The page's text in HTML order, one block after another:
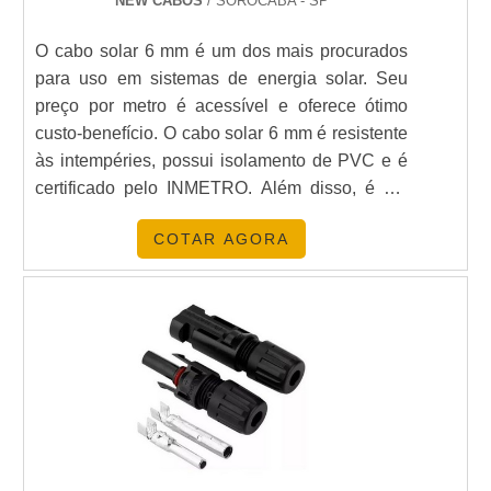
Os conectores MC4 oferecem diversas vantagens
para sistemas solares, incluindo:
Confiabilidade em condições climáticas
Instalação rápida e segura.
Alta capacidade de transmissão elétrica.
Compatibilidade com uma ampla gama de cabos
Para uma análise mais detalhada sobre os tipos de
cabos compatíveis, confira nosso artigo sobre
Cabo Conector Solar .
ESTATÍSTICAS E TENDÊNCIAS
O cabo solar 6 mm é um dos mais procurados
para uso em sistemas de energia solar. Seu
preço por metro é acessível e oferece ótimo
custo-benefício. O cabo solar 6 mm é resistente
às intempéries, possui isolamento de PVC e é
certificado pelo INMETRO. Além disso, é um
cabo flexível e de fácil instalação, ideal para
uso em sistemas de energia solar.
COTAR AGORA